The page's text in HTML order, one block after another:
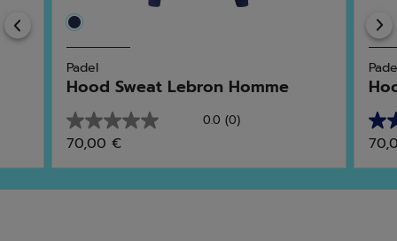
Previous
Padel
Hood Sweat Lebron Homme
0.0 (0)
0.0
sur
5
étoiles.
70,00 €
5.0
sur
5